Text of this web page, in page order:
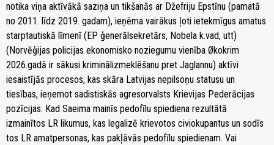
notika viņa aktīvākā saziņa un tikšanās ar Džefriju Epstīnu (pamatā
no 2011. līdz 2019. gadam), ieņēma vairākus ļoti ietekmīgus amatus
starptautiskā līmenī (EP ģenerālsekretārs, Nobela k.vad, utt)
(Norvēģijas policijas ekonomisko noziegumu vienība Økokrim
2026.gadā ir sākusi kriminālizmeklēšanu pret Jaglannu) aktīvi
iesaistījās procesos, kas skāra Latvijas nepilsoņu statusu un
tiesības, ieņemot sadistiskās agresorvalsts Krievijas Pederācijas
pozīcijas. Kad Saeima mainīs pedofīlu spiediena rezultātā
izmainītos LR likumus, kas legalizē krievotos civiokupantus un sodīs
tos LR amatpersonas, kas pakļāvās pedofīlu spiedienam. Vai